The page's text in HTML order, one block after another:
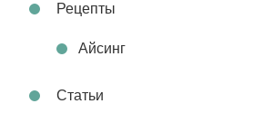
Рецепты
Айсинг
Статьи